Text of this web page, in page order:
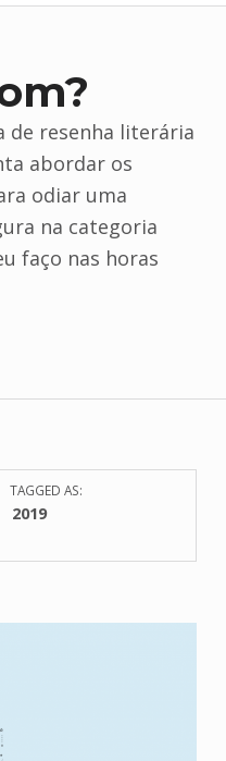
de resenha literária
abordar os
odiar uma
na categoria
faço nas horas
TAGGED AS:
2019